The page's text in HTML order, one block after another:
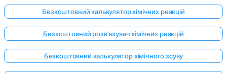
Безкоштовний калькулятор хімічних реакцій
Безкоштовний розв'язувач хімічних реакцій
Безкоштовний калькулятор хімічного зсуву